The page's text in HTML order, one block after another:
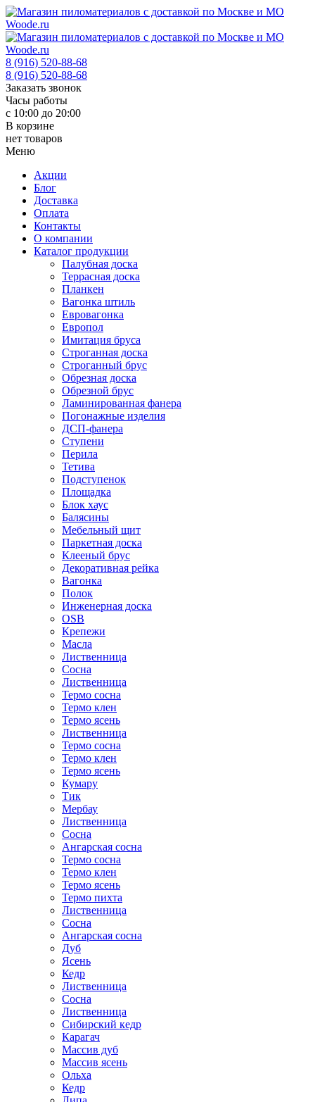
8 (916) 520-88-68
8 (916) 520-88-68
Заказать звонок
Часы работы
с 10:00 до 20:00
В корзине
нет товаров
Меню
Акции
Блог
Доставка
Оплата
Контакты
О компании
Каталог продукции
Палубная доска
Террасная доска
Планкен
Вагонка штиль
Евровагонка
Европол
Имитация бруса
Строганная доска
Строганный брус
Обрезная доска
Обрезной брус
Ламинированная фанера
Погонажные изделия
ДСП-фанера
Ступени
Перила
Тетива
Подступенок
Площадка
Блок хаус
Балясины
Мебельный щит
Паркетная доска
Клееный брус
Декоративная рейка
Вагонка
Полок
Инженерная доска
OSB
Крепежи
Масла
Лиственница
Сосна
Лиственница
Термо сосна
Термо клен
Термо ясень
Лиственница
Термо сосна
Термо клен
Термо ясень
Кумару
Тик
Мербау
Лиственница
Сосна
Ангарская сосна
Термо сосна
Термо клен
Термо ясень
Термо пихта
Лиственница
Сосна
Ангарская сосна
Дуб
Ясень
Кедр
Лиственница
Сосна
Лиственница
Сибирский кедр
Карагач
Массив дуб
Массив ясень
Ольха
Кедр